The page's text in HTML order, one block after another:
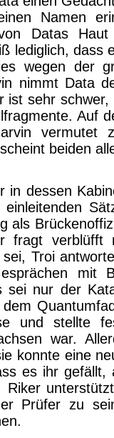
Namen
Datas
lediglich, dass
wegen der
nimmt Data
ist sehr
Auf
vermutet
beiden
in dessen
als
fragt
Troi
mit
sei nur der
und stellte
war.
konnte eine
es ihr gefällt,
Prüfer zu